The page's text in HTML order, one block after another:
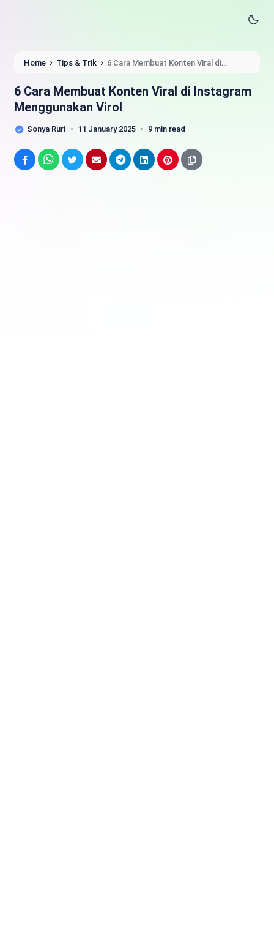
Home › Tips & Trik › 6 Cara Membuat Konten Viral di
6 Cara Membuat Konten Viral di Instagram
Menggunakan Virol
Sonya Ruri 11 January 2025 9 min read